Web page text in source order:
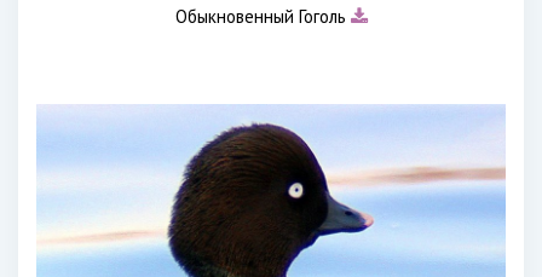
Обыкновенный Гоголь